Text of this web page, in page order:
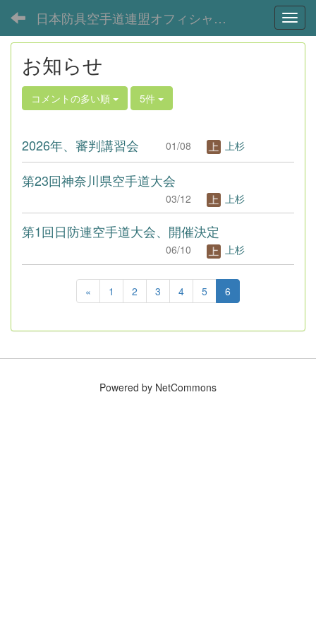
日本防具空手道連盟オフィシャルサイト
お知らせ
コメントの多い順 5件
2026年、審判講習会 01/08 上杉
第23回神奈川県空手道大会
03/12 上杉
第1回日防連空手道大会、開催決定
06/10 上杉
« 1 2 3 4 5 6
Powered by NetCommons